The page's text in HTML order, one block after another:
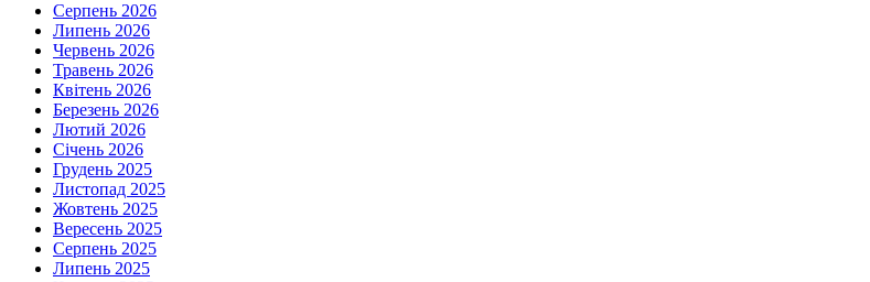
Серпень 2026
Липень 2026
Червень 2026
Травень 2026
Квітень 2026
Березень 2026
Лютий 2026
Січень 2026
Грудень 2025
Листопад 2025
Жовтень 2025
Вересень 2025
Серпень 2025
Липень 2025